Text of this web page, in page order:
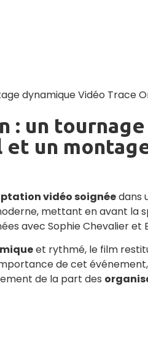
: un
un
vidéo soignéedans
mettant en avant la
avec Sophie Chevalier et
et rythmé, le film
de cet
de la part des